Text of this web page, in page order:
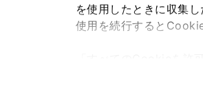
を使用したときに収集
使用を続行すると
トヨタ認定中古車の魅力 3つの買